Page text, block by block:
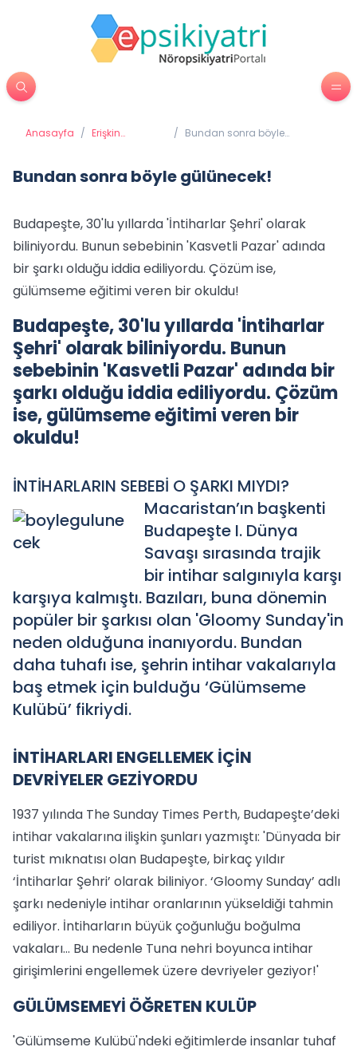
Anasayfa / Erişkin
/ Bundan sonra böyle
Bundan sonra böyle gülünecek!
Budapeşte, 30'lu yıllarda 'İntiharlar Şehri' olarak
biliniyordu. Bunun sebebinin 'Kasvetli Pazar' adında
bir şarkı olduğu iddia ediliyordu. Çözüm ise,
gülümseme eğitimi veren bir okuldu!
Budapeşte, 30'lu yıllarda 'İntiharlar
Şehri' olarak biliniyordu. Bunun
sebebinin 'Kasvetli Pazar' adında bir
şarkı olduğu iddia ediliyordu. Çözüm
ise, gülümseme eğitimi veren bir
okuldu!
İNTİHARLARIN SEBEBİ O ŞARKI MIYDI?
Macaristan’ın başkenti
Budapeşte I. Dünya
Savaşı sırasında trajik
bir intihar salgınıyla karşı
karşıya kalmıştı. Bazıları, buna dönemin
popüler bir şarkısı olan 'Gloomy Sunday'in
neden olduğuna inanıyordu. Bundan
daha tuhafı ise, şehrin intihar vakalarıyla
baş etmek için bulduğu ‘Gülümseme
Kulübü’ fikriydi.
İNTİHARLARI ENGELLEMEK İÇİN
DEVRİYELER GEZİYORDU
1937 yılında The Sunday Times Perth, Budapeşte’deki
intihar vakalarına ilişkin şunları yazmıştı: 'Dünyada bir
turist mıknatısı olan Budapeşte, birkaç yıldır
‘İntiharlar Şehri’ olarak biliniyor. ‘Gloomy Sunday’ adlı
şarkı nedeniyle intihar oranlarının yükseldiği tahmin
ediliyor. İntiharların büyük çoğunluğu boğulma
vakaları... Bu nedenle Tuna nehri boyunca intihar
girişimlerini engellemek üzere devriyeler geziyor!'
GÜLÜMSEMEYİ ÖĞRETEN KULÜP
'Gülümseme Kulübü'ndeki eğitimlerde insanlar tuhaf